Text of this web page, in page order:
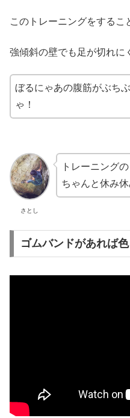
このトレーニングをするこ
強傾斜の壁でも足が切れに
ぼるにゃあの腹筋がぶち
ゃ！
さとし
トレーニング
ちゃんと休み休
ゴムバンドがあれば